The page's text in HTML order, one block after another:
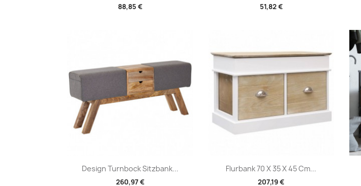
88,85 € 51,82 €
Design Turnbock Sitzbank...
260,97 €
Vorschau Flurbank 70 X 35 X 45 Cm...
207,19 €
Vorschau